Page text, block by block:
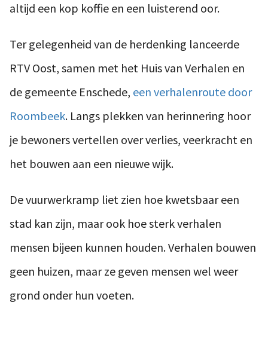
altijd een kop koffie en een luisterend oor.
Ter gelegenheid van de herdenking lanceerde
RTV Oost, samen met het Huis van Verhalen en
de gemeente Enschede, een verhalenroute door
Roombeek. Langs plekken van herinnering hoor
je bewoners vertellen over verlies, veerkracht en
het bouwen aan een nieuwe wijk.
De vuurwerkramp liet zien hoe kwetsbaar een
stad kan zijn, maar ook hoe sterk verhalen
mensen bijeen kunnen houden. Verhalen bouwen
geen huizen, maar ze geven mensen wel weer
grond onder hun voeten.